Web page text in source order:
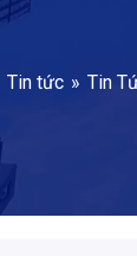
Tin tức Tin